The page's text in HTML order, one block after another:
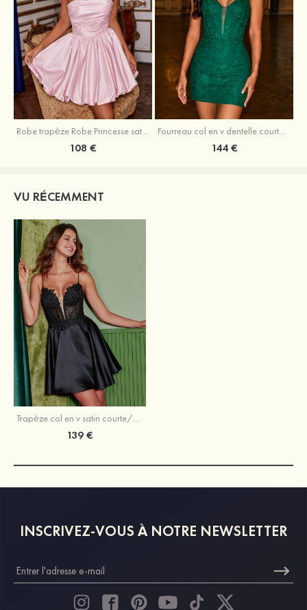
Robe trapèze Robe Princesse satin sans manches courte/mini robe de fête de la rentrée
108 €
Fourreau col en v dentelle courte/mini robe de fête de la rentré avec perles
144 €
VU RÉCEMMENT
Trapèze col en v satin courte/mini robe de fête de la rentrée avec paillettes
139 €
INSCRIVEZ-VOUS À NOTRE NEWSLETTER